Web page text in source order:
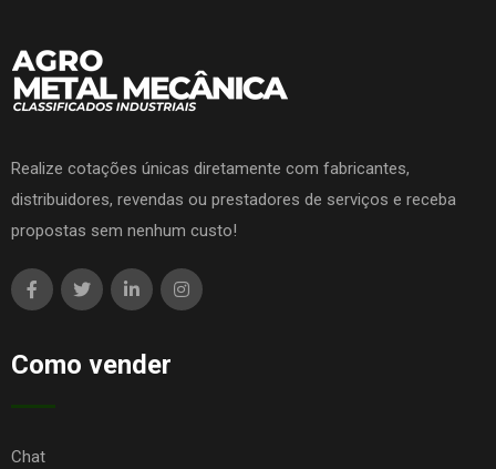
Realize cotações únicas diretamente com fabricantes,
distribuidores, revendas ou prestadores de serviços e receba
propostas sem nenhum custo!
Como vender
Chat